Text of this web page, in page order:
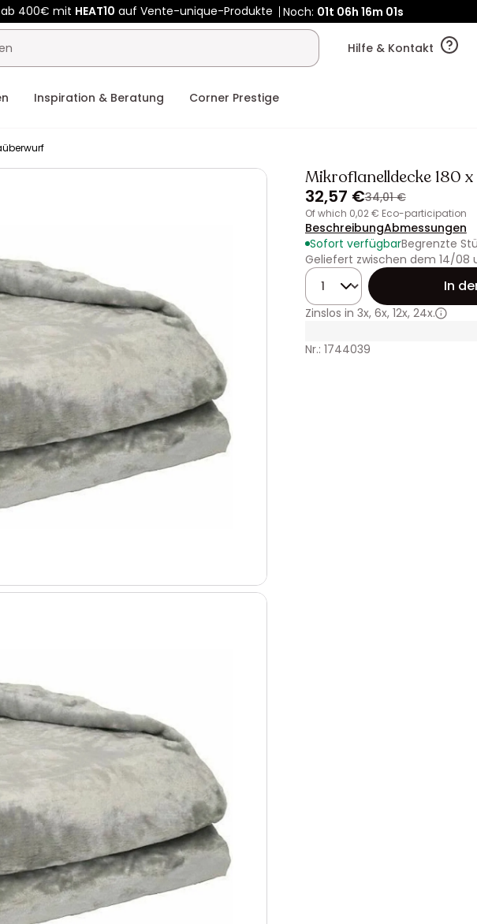
Kauf-unique wird zu Vente-unique - Gleicher Shop, neuer Name!
ab 400€ mitHEAT10auf Vente-unique-Produkte Noch:01t
Hilfe & Kontakt
Inspiration & Beratung Corner Prestige
Mikroflanelldecke 180
32,57 €34,01 €
of which 0,02 € Eco-participation
BeschreibungAbmessungen
Sofort verfügbarBegrenzte
Geliefert zwischen dem 14/08
Menge
In
Zinslos in 3x, 6x, 12x, 24x.
Nr.: 1744039